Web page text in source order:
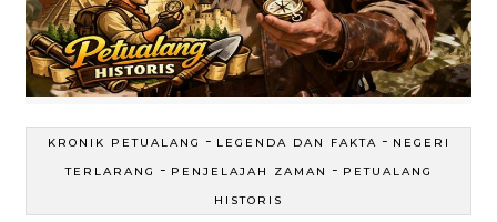
KRONIK PETUALANG - LEGENDA DAN FAKTA - NEGERI
TERLARANG
- PENJELAJAH ZAMAN - PETUALANG
HISTORIS